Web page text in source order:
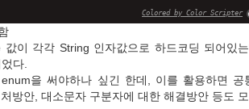
Colored by Color Scripter
이 각각 String 인자값으로 하드코딩 되어있
다.
을 써야하나 싶긴 한데, 이를 활용하면
방안, 대소문자 구분자에 대한 해결방안 등도